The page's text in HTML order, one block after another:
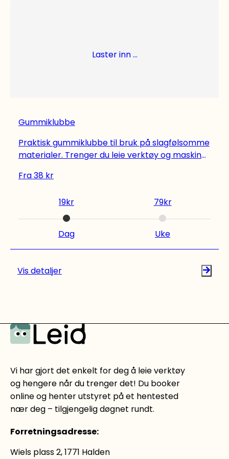
Laster inn ...
Gummiklubbe
Praktisk gummiklubbe til bruk på slagfølsomme
materialer. Trenger du leie verktøy og maskiner
alt det du trenger til dine hjemmeprosjekter,
nevne noen. Sjekk vårt utvalg.
Fra38 kr
19kr
Dag
79kr
Uke
Vis detaljer
Vi har gjort det enkelt for deg å leie verktøy
og hengere når du trenger det! Du booker
online og henter utstyret på et hentested
nær deg – tilgjengelig døgnet rundt.
Forretningsadresse:
Wiels plass 2, 1771 Halden